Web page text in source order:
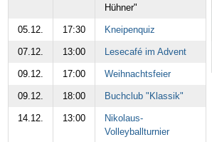
Hühner"
05.12. 17:30 Kneipenquiz
07.12. 13:00 Lesecafé im Advent
09.12. 17:00 Weihnachtsfeier
09.12. 18:00 Buchclub "Klassik"
14.12. 13:00
Nikolaus-
Volleyballturnier